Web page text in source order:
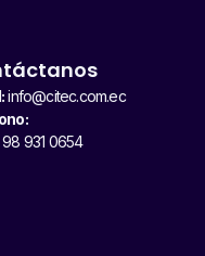
info@citec.com.ec
931 0654